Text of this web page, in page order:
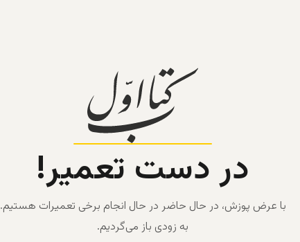
در دست تعمیر!
با عرض پوزش، در حال حاضر در حال انجام برخی تعمیرات هستیم.
به زودی باز می‌گردیم.